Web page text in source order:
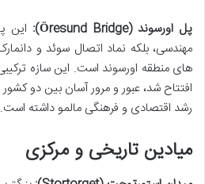
پل اورسوند (Öresund Bridge):
این
مهندسی، بلکه نماد اتصال سوئد و
افتتاح شد، عبور و مرور آسان بین دو کشور
رشد اقتصادی و فرهنگی مالمو داشته است.
میادین تاریخی و مرکزی